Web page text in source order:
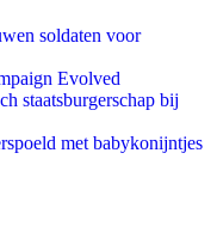
soldaten voor
Evolved
staatsburgerschap bij
met babykonijntjes